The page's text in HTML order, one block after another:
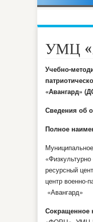
УМЦ
Учебно-
«Авангард»
Сведения об
Полное
ресурсный
центр военно-
«Авангард»
Сокращенное